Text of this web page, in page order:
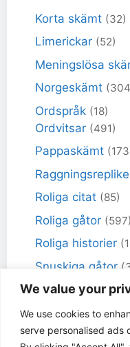
We value your
We use cookies to
serve personalised ads
Korta skämt (32)
Limerickar (52)
Meningslösa
Norgeskämt
Ordspråk (18)
Ordvitsar (491)
Pappaskämt
Roliga citat (85)
Roliga gåtor (597)
Roliga historier
Snuskiga gåtor
Snuskiga skämt
Sportskämt (18)
Torra skämt